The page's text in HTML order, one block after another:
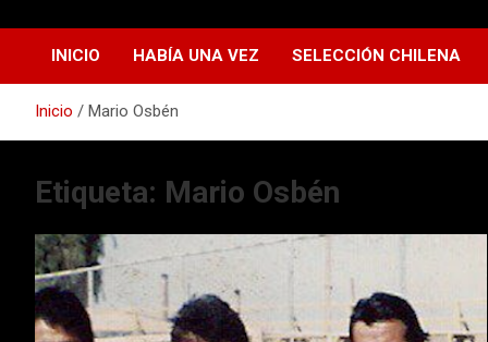
INICIO HABÍA UNA VEZ SELECCIÓN CHILENA
Inicio Mario Osbén
Etiqueta: Mario Osbén